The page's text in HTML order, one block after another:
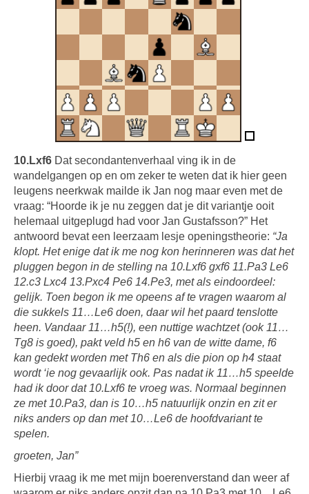
10.Lxf6 Dat secondantenverhaal ving ik in de
wandelgangen op en om zeker te weten dat ik hier geen
leugens neerkwak mailde ik Jan nog maar even met de
vraag: “Hoorde ik je nu zeggen dat je dit variantje ooit
helemaal uitgeplugd had voor Jan Gustafsson?” Het
antwoord bevat een leerzaam lesje openingstheorie: “Ja
klopt. Het enige dat ik me nog kon herinneren was dat het
pluggen begon in de stelling na 10.Lxf6 gxf6 11.Pa3 Le6
12.c3 Lxc4 13.Pxc4 Pe6 14.Pe3, met als eindoordeel:
gelijk. Toen begon ik me opeens af te vragen waarom al
die sukkels 11…Le6 doen, daar wil het paard tenslotte
heen. Vandaar 11…h5(!), een nuttige wachtzet (ook 11…
Tg8 is goed), pakt veld h5 en h6 van de witte dame, f6
kan gedekt worden met Th6 en als die pion op h4 staat
wordt ‘ie nog gevaarlijk ook. Pas nadat ik 11…h5 speelde
had ik door dat 10.Lxf6 te vroeg was. Normaal beginnen
ze met 10.Pa3, dan is 10…h5 natuurlijk onzin en zit er
niks anders op dan met 10…Le6 de hoofdvariant te
spelen.
groeten, Jan”
Hierbij vraag ik me met mijn boerenverstand dan weer af